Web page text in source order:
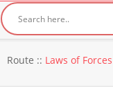
Navigation
Route :: Laws of Forces